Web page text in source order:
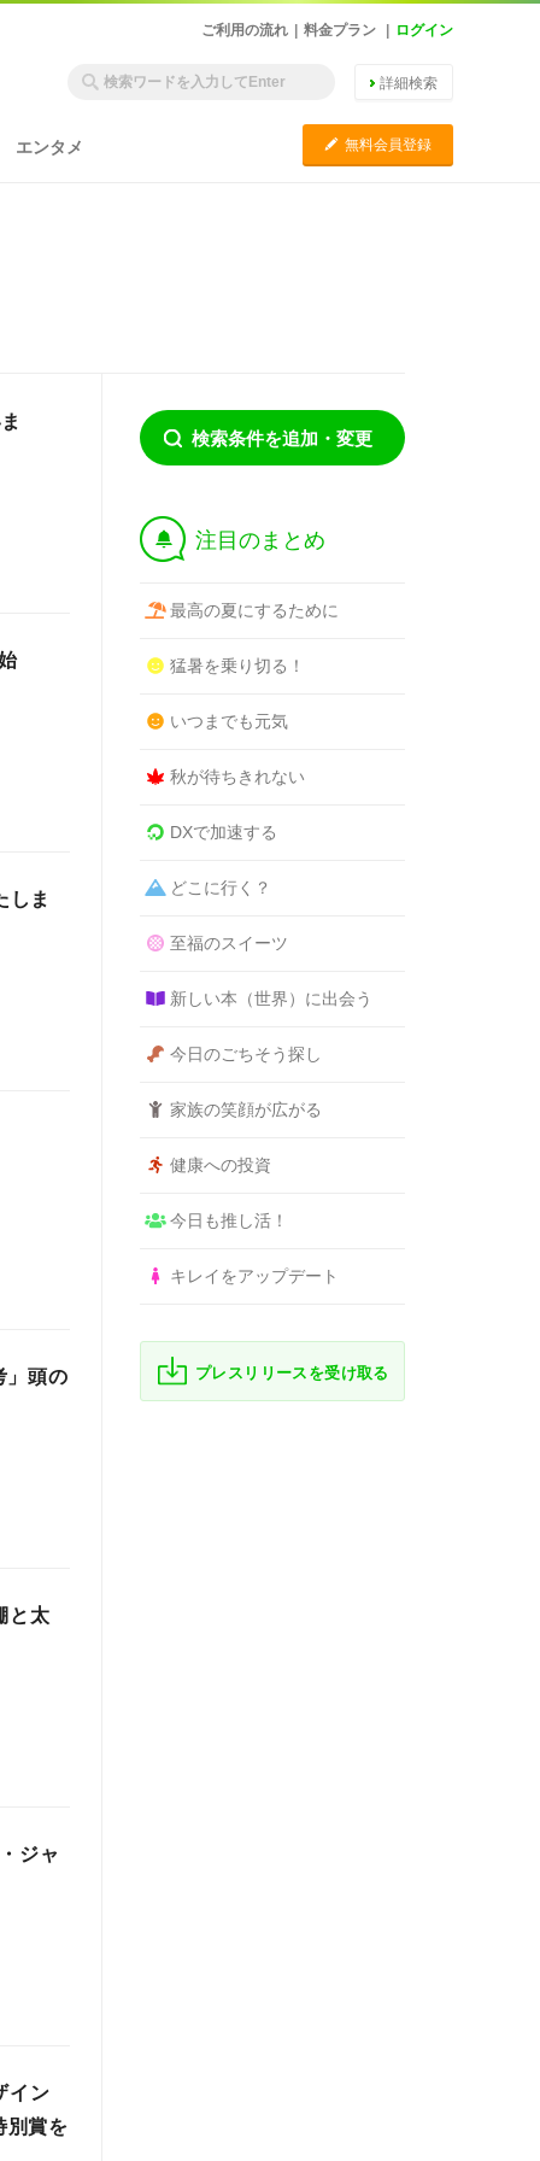
ご利用の流れ 料金プラン ログイン
詳細検索
エンタメ C 無料会員登録
しま
」頭の
と太
ジャ
イン
別賞を
検索条件を追加・変更
† 注目のまとめ
最高の夏にするために
猛暑を乗り切る！
いつまでも元気
秋が待ちきれない
DXで加速する
どこに行く？
至福のスイーツ
新しい本（世界）に出会う
今日のごちそう探し
家族の笑顔が広がる
健康への投資
今日も推し活！
キレイをアップデート
プレスリリースを受け取る